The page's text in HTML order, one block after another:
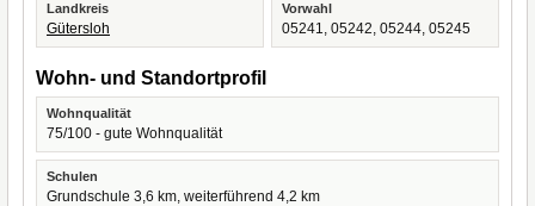
Landkreis
Gütersloh
Vorwahl
05241, 05242, 05244, 05245
Wohn- und Standortprofil
Wohnqualität
75/100 - gute Wohnqualität
Schulen
Grundschule 3,6 km, weiterführend 4,2 km